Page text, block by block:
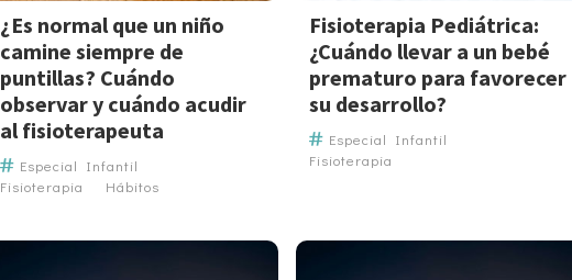
¿Es normal que un niño
camine siempre de
puntillas? Cuándo
observar y cuándo acudir
al fisioterapeuta
Especial Infantil
Fisioterapia
Hábitos
Fisioterapia Pediátrica:
¿Cuándo llevar a un bebé
prematuro para favorecer
su desarrollo?
Especial Infantil
Fisioterapia